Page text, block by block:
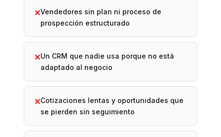
✕Vendedores sin plan ni proceso de
prospección estructurado
✕Un CRM que nadie usa porque no está
adaptado al negocio
✕Cotizaciones lentas y oportunidades que
se pierden sin seguimiento